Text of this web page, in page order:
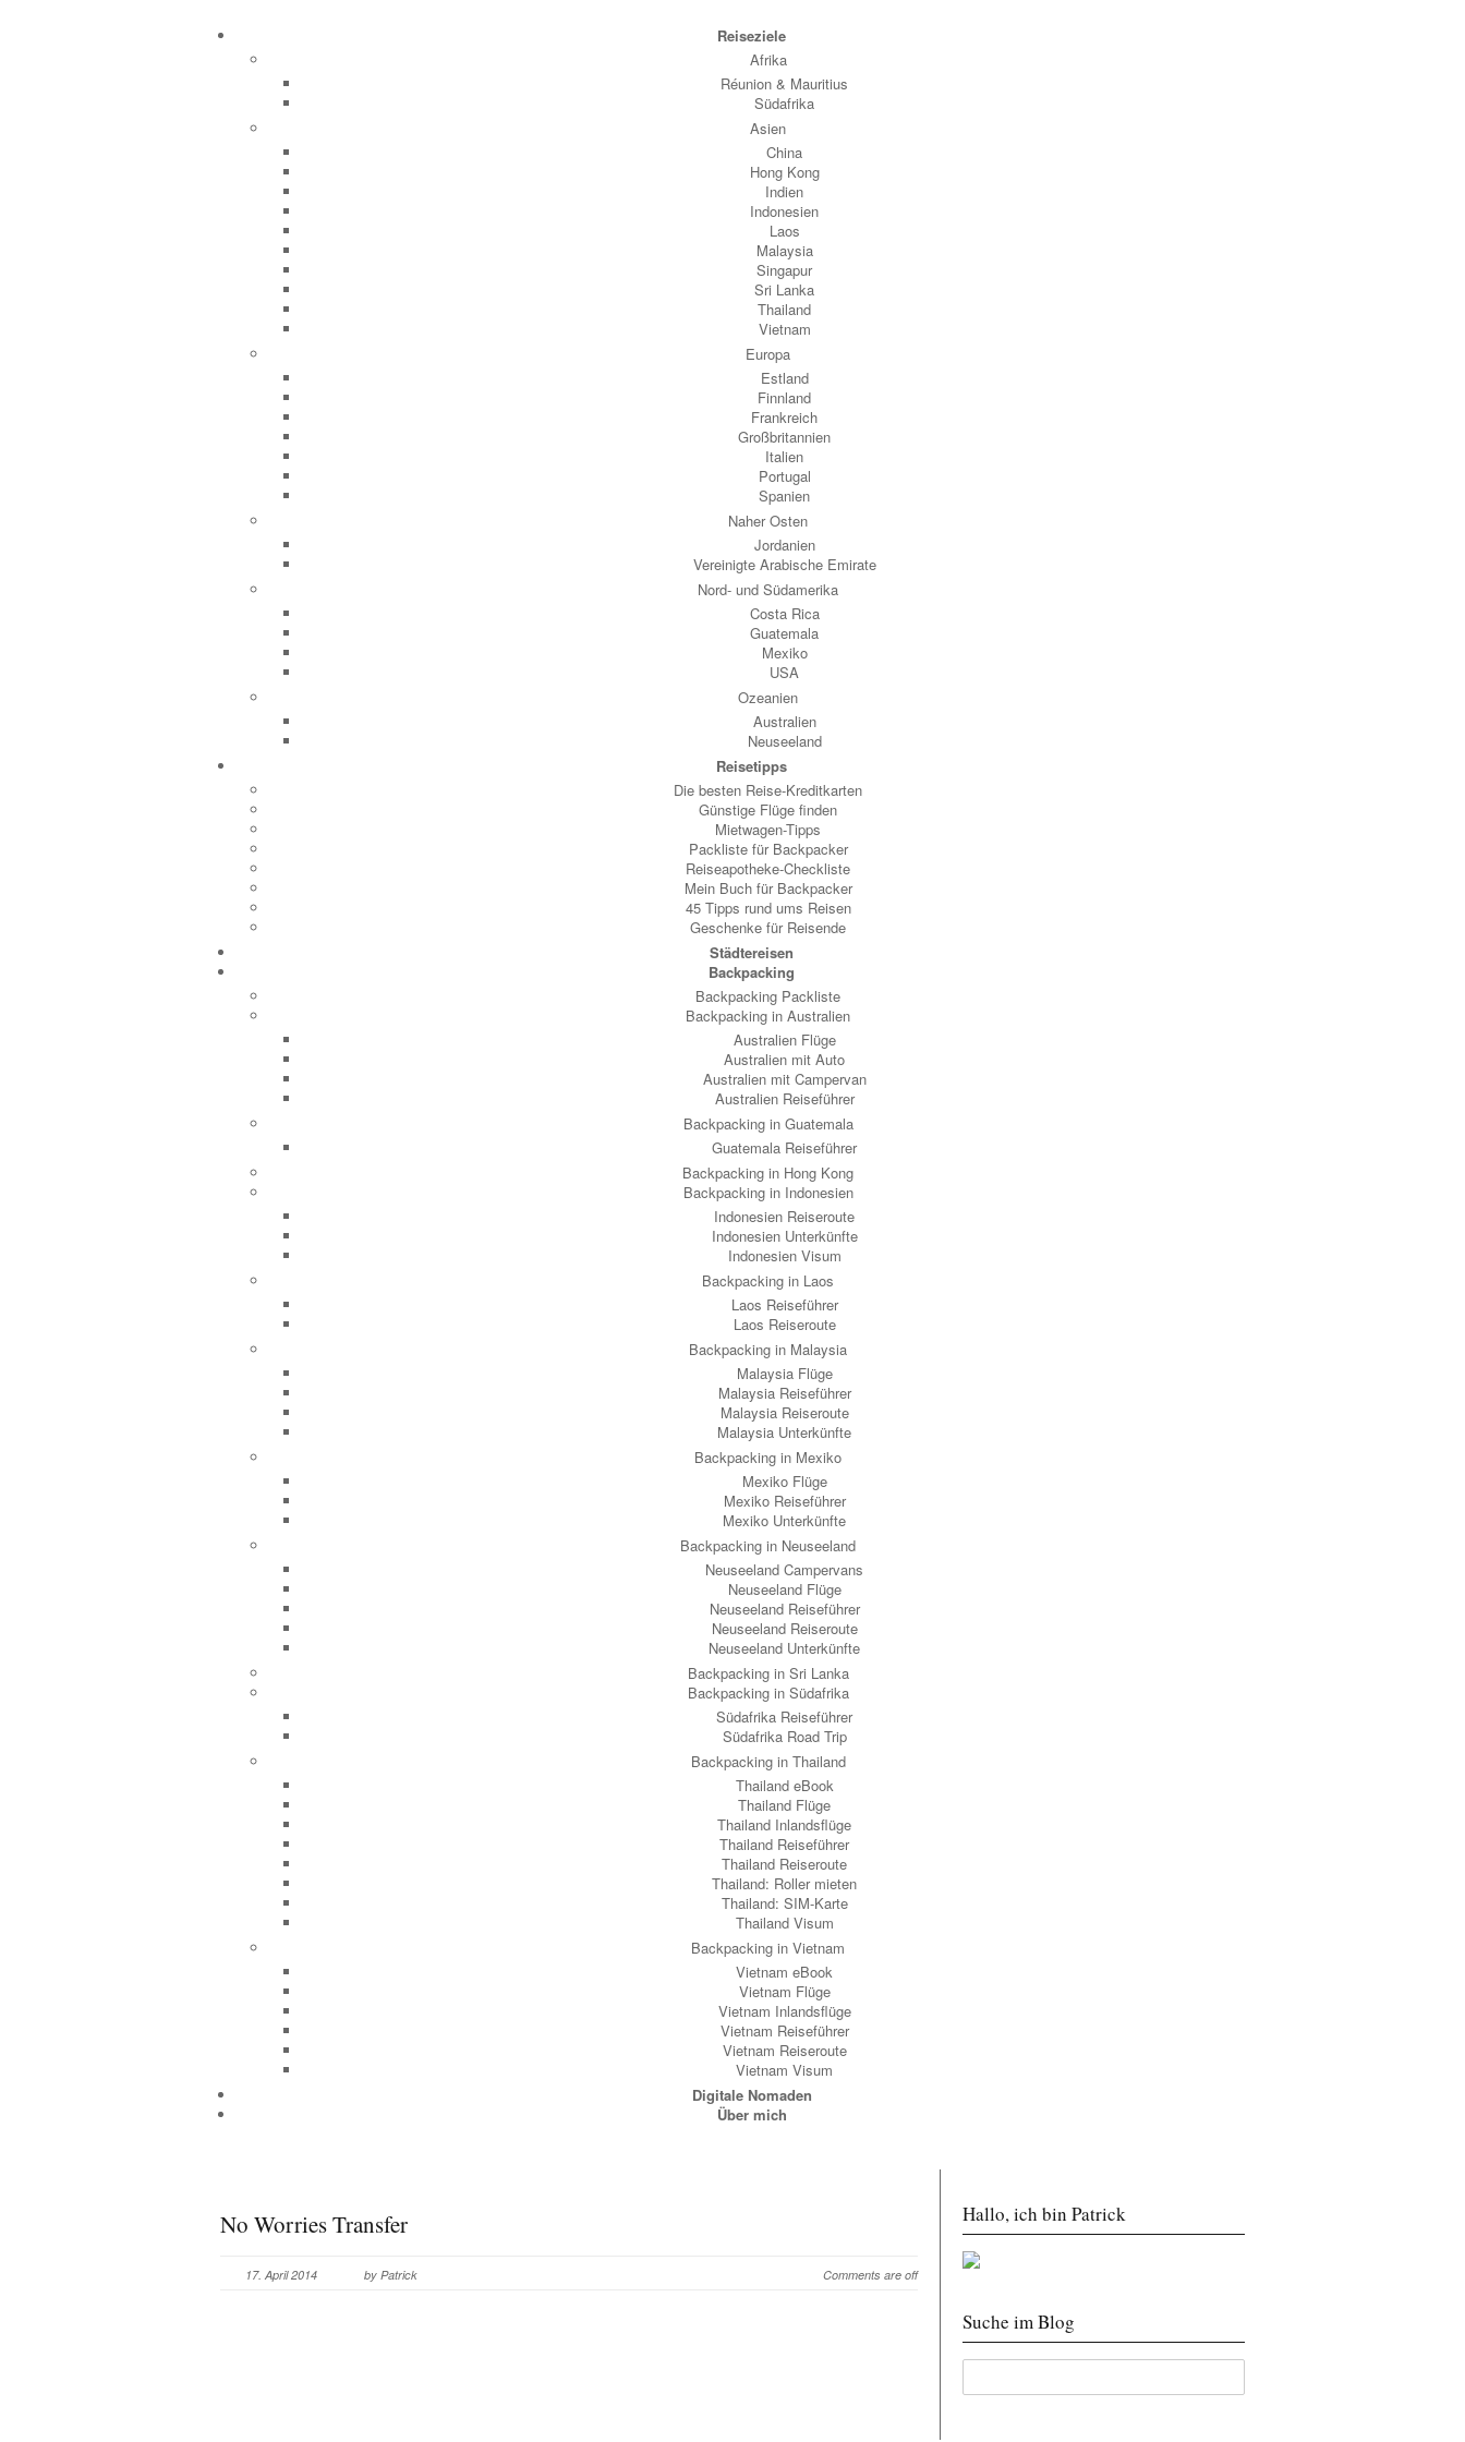
Reiseziele
Afrika
Réunion & Mauritius
Südafrika
Asien
China
Hong Kong
Indien
Indonesien
Laos
Malaysia
Singapur
Sri Lanka
Thailand
Vietnam
Europa
Estland
Finnland
Frankreich
Großbritannien
Italien
Portugal
Spanien
Naher Osten
Jordanien
Vereinigte Arabische Emirate
Nord- und Südamerika
Costa Rica
Guatemala
Mexiko
USA
Ozeanien
Australien
Neuseeland
Reisetipps
Die besten Reise-Kreditkarten
Günstige Flüge finden
Mietwagen-Tipps
Packliste für Backpacker
Reiseapotheke-Checkliste
Mein Buch für Backpacker
45 Tipps rund ums Reisen
Geschenke für Reisende
Städtereisen
Backpacking
Backpacking Packliste
Backpacking in Australien
Australien Flüge
Australien mit Auto
Australien mit Campervan
Australien Reiseführer
Backpacking in Guatemala
Guatemala Reiseführer
Backpacking in Hong Kong
Backpacking in Indonesien
Indonesien Reiseroute
Indonesien Unterkünfte
Indonesien Visum
Backpacking in Laos
Laos Reiseführer
Laos Reiseroute
Backpacking in Malaysia
Malaysia Flüge
Malaysia Reiseführer
Malaysia Reiseroute
Malaysia Unterkünfte
Backpacking in Mexiko
Mexiko Flüge
Mexiko Reiseführer
Mexiko Unterkünfte
Backpacking in Neuseeland
Neuseeland Campervans
Neuseeland Flüge
Neuseeland Reiseführer
Neuseeland Reiseroute
Neuseeland Unterkünfte
Backpacking in Sri Lanka
Backpacking in Südafrika
Südafrika Reiseführer
Südafrika Road Trip
Backpacking in Thailand
Thailand eBook
Thailand Flüge
Thailand Inlandsflüge
Thailand Reiseführer
Thailand Reiseroute
Thailand: Roller mieten
Thailand: SIM-Karte
Thailand Visum
Backpacking in Vietnam
Vietnam eBook
Vietnam Flüge
Vietnam Inlandsflüge
Vietnam Reiseführer
Vietnam Reiseroute
Vietnam Visum
Digitale Nomaden
Über mich
No Worries Transfer
17. April 2014 by Patrick Comments are off
Hallo, ich bin Patrick
Suche im Blog